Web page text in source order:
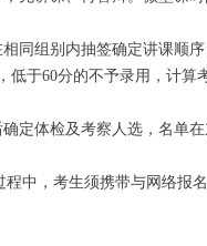
组别内抽签确定讲课顺序
于60分的不予录用，计算
体检及考察人选，名单在
，考生须携带与网络报